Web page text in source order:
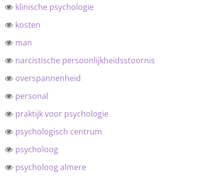
klinische psychologie
kosten
man
narcistische persoonlijkheidsstoornis
overspannenheid
personal
praktijk voor psychologie
psychologisch centrum
psycholoog
psycholoog almere